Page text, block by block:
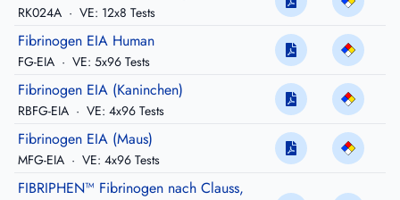
RK024A · VE: 12x8 Tests
Fibrinogen EIA Human
FG-EIA · VE: 5x96 Tests
Fibrinogen EIA (Kaninchen)
RBFG-EIA · VE: 4x96 Tests
Fibrinogen EIA (Maus)
MFG-EIA · VE: 4x96 Tests
FIBRIPHEN™ Fibrinogen nach Clauss,